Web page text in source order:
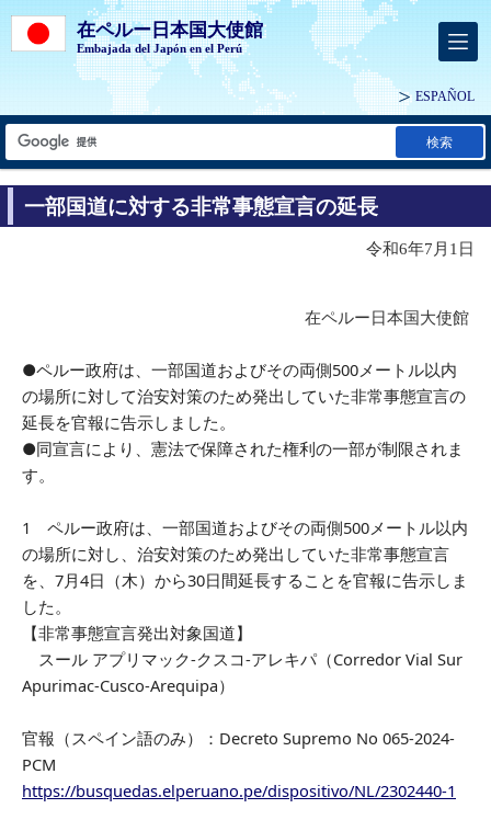
在ペルー日本国大使館
Embajada del Japón en el Perú
ESPAÑOL
検索
一部国道に対する非常事態宣言の延長
令和6年7月1日
在ペルー日本国大使館
●ペルー政府は、一部国道およびその両側500メートル以内
の場所に対して治安対策のため発出していた非常事態宣言の
延長を官報に告示しました。
●同宣言により、憲法で保障された権利の一部が制限されま
す。
1 ペルー政府は、一部国道およびその両側500メートル以内
の場所に対し、治安対策のため発出していた非常事態宣言
を、7月4日（木）から30日間延長することを官報に告示しま
した。
【非常事態宣言発出対象国道】
スール アプリマック-クスコ-アレキパ（Corredor Vial Sur
Apurimac-Cusco-Arequipa）
官報（スペイン語のみ）：Decreto Supremo No 065-2024-
PCM
https://busquedas.elperuano.pe/dispositivo/NL/2302440-1